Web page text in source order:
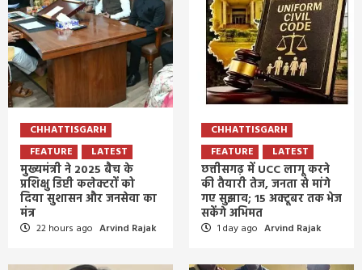
CHHATTISGARH
FEATURE
LATEST
मुख्यमंत्री ने 2025 बैच के
प्रशिक्षु डिप्टी कलेक्टरों को
दिया सुशासन और जनसेवा का
मंत्र
22 hours ago Arvind Rajak
CHHATTISGARH
FEATURE
LATEST
छत्तीसगढ़ में UCC लागू करने
की तैयारी तेज, जनता से मांगे
गए सुझाव; 15 अक्टूबर तक भेज
सकेंगे अभिमत
1 day ago Arvind Rajak